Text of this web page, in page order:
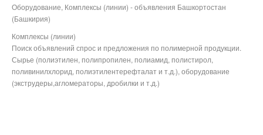
Оборудование, Комплексы (линии) - объявления Башкортостан
(Башкирия)
Комплексы (линии)
Поиск объявлений спрос и предложения по полимерной продукции.
Сырье (полиэтилен, полипропилен, полиамид, полистирол,
поливинилхлорид, полиэтилентерефталат и т.д.), оборудование
(экструдеры,агломераторы, дробилки и т.д.)